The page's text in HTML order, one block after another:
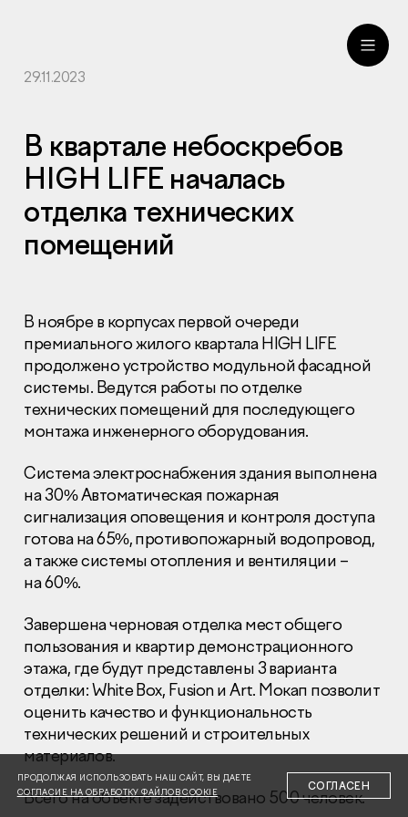
Раскрытие информации
Правовая информация
Сообщить о коррупции
Глaвный oфиc
+7 (495) 502 95 59
Отдел продаж
+7 (495) 641-35-35
Заказать звонок
© 2001-2026 Компания «Пионер»
29.11.2023
В квартале небоскребов
HIGH LIFE началась
отделка технических
помещений
В ноябре в корпусах первой очереди
премиального жилого квартала HIGH LIFE
продолжено устройство модульной фасадной
системы. Ведутся работы по отделке
технических помещений для последующего
монтажа инженерного оборудования.
Система электроснабжения здания выполнена
на 30% Автоматическая пожарная
сигнализация оповещения и контроля доступа
готова на 65%, противопожарный водопровод,
а также системы отопления и вентиляции –
на 60%.
Завершена черновая отделка мест общего
пользования и квартир демонстрационного
этажа, где будут представлены 3 варианта
отделки: White Box, Fusion и Art. Мокап позволит
оценить качество и функциональность
технических решений и строительных
материалов.
Всего на объекте задействовано 500 человек.
ПРОДОЛЖАЯ ИСПОЛЬЗОВАТЬ НАШ САЙТ, ВЫ ДАЕТЕ
СОГЛАСИЕ НА ОБРАБОТКУ ФАЙЛОВ COOKIE
СОГЛАСЕН